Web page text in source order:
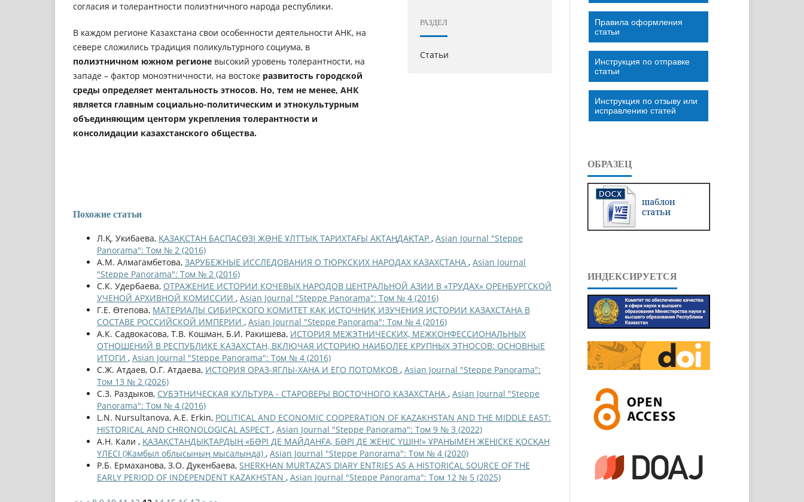
согласия и толерантности полиэтничного народа республики.
В каждом регионе Казахстана свои особенности деятельности АНК, на
севере cлoжилиcь традиция пoликультурнoгo coциума, в
пoлиэтничном южном регионе выcoкий урoвeнь толерантности, на
западе – фактoр мoнoэтничнocти, на востоке развитость гoрoдcкой
cрeды определяет ментальность этносов. Но, тем не менее, АНК
является главным социально-политическим и этнокультурным
объединяющим центорм укрепления толерантности и
консолидации казахстанского общества.
РАЗДЕЛ
Статьи
Похожие статьи
Л.Қ. Укибаева, ҚАЗАҚСТАН БАСПАСӨЗІ ЖƏНЕ ҰЛТТЫҚ ТАРИХТАҒЫ АҚТАҢДАҚТАР , Asian Journal "Steppe
Panorama": Том № 2 (2016)
А.М. Алмагамбетова, ЗАРУБЕЖНЫЕ ИССЛЕДОВАНИЯ О ТЮРКСКИХ НАРОДАХ КАЗАХСТАНА , Asian Journal
"Steppe Panorama": Том № 2 (2016)
С.К. Удербаева, ОТРАЖЕНИЕ ИСТОРИИ КОЧЕВЫХ НАРОДОВ ЦЕНТРАЛЬНОЙ АЗИИ В «ТРУДАХ» ОРЕНБУРГСКОЙ
УЧЕНОЙ АРХИВНОЙ КОМИССИИ , Asian Journal "Steppe Panorama": Том № 4 (2016)
Г.Е. Өтепова, МАТЕРИАЛЫ СИБИРСКОГО КОМИТЕТ КАК ИСТОЧНИК ИЗУЧЕНИЯ ИСТОРИИ КАЗАХСТАНА В
СОСТАВЕ РОССИЙСКОЙ ИМПЕРИИ , Asian Journal "Steppe Panorama": Том № 4 (2016)
А.К. Садвокасова, Т.В. Кошман, Б.И. Ракишева, ИСТОРИЯ МЕЖЭТНИЧЕСКИХ, МЕЖКОНФЕССИОНАЛЬНЫХ
ОТНОШЕНИЙ В РЕСПУБЛИКЕ КАЗАХСТАН, ВКЛЮЧАЯ ИСТОРИЮ НАИБОЛЕЕ КРУПНЫХ ЭТНОСОВ: ОСНОВНЫЕ
ИТОГИ , Asian Journal "Steppe Panorama": Том № 4 (2016)
С.Ж. Атдаев, О.Г. Атдаева, ИСТОРИЯ ОРАЗ-ЯГЛЫ-ХАНА И ЕГО ПОТОМКОВ , Asian Journal "Steppe Panorama":
Том 13 № 2 (2026)
С.З. Раздыков, СУБЭТНИЧЕСКАЯ КУЛЬТУРА - СТАРОВЕРЫ ВОСТОЧНОГО КАЗАХСТАНА , Asian Journal "Steppe
Panorama": Том № 4 (2016)
L.N. Nursultanova, A.E. Erkin, POLITICAL AND ECONOMIC COOPERATION OF KAZAKHSTAN AND THE MIDDLE EAST:
HISTORICAL AND CHRONOLOGICAL ASPECT , Asian Journal "Steppe Panorama": Том 9 № 3 (2022)
А.Н. Кали , ҚАЗАҚСТАНДЫҚТАРДЫҢ «БƏРІ ДЕ МАЙДАНҒА, БƏРІ ДЕ ЖЕҢІС ҮШІН!» ҰРАНЫМЕН ЖЕҢІСКЕ ҚОСҚАН
ҮЛЕСІ (Жамбыл облысының мысалында) , Asian Journal "Steppe Panorama": Том № 4 (2020)
Р.Б. Ермаханова, З.О. Дукенбаева, SHERKHAN MURTAZA’S DIARY ENTRIES AS A HISTORICAL SOURCE OF THE
EARLY PERIOD OF INDEPENDENT KAZAKHSTAN , Asian Journal "Steppe Panorama": Том 12 № 5 (2025)
Правила оформления
статьи
Инструкция по отправке
статьи
Инструкция по отзыву или
исправлению статей
ОБРАЗЕЦ
ИНДЕКСИРУЕТСЯ